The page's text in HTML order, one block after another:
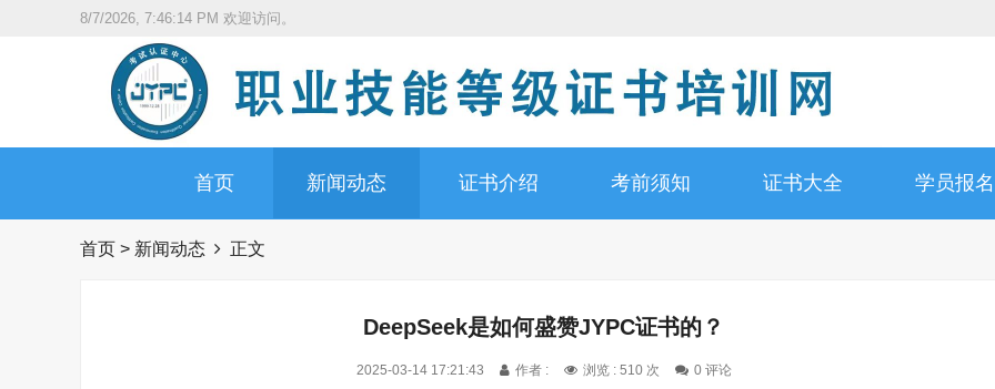
8/7/2026, 7:46:15 PM 欢迎访问。
首页 新闻动态 证书介绍 考前须知 证书大全 学员报名
首页 > 新闻动态 正文
DeepSeek是如何盛赞JYPC证书的？
2025-03-14 17:21:43 作者 : 浏览 : 510 次 0 评论